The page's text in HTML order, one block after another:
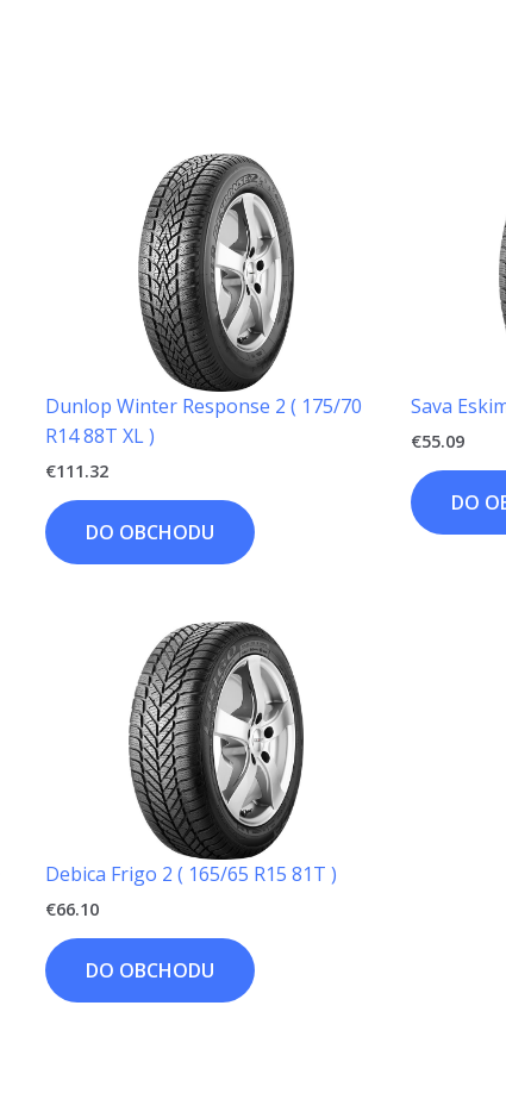
Dunlop Winter Response 2 ( 175/70
R14 88T XL )
€111.32
DO OBCHODU
Sava
€55.09
DO
Debica Frigo 2 ( 165/65 R15 81T )
€66.10
DO OBCHODU